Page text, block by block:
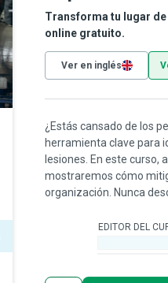
Transforma tu lugar
online gratuito.
Ver en inglés
¿Estás cansado de los
herramienta clave para
lesiones. En este curso,
mostraremos cómo
organización. Nunca
EDITOR DEL